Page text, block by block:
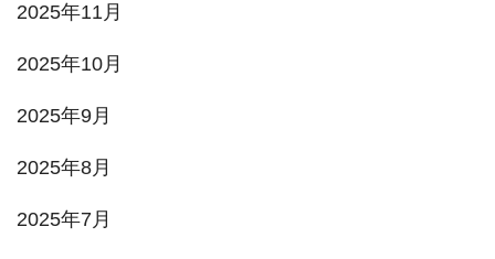
2025年11月
2025年10月
2025年9月
2025年8月
2025年7月